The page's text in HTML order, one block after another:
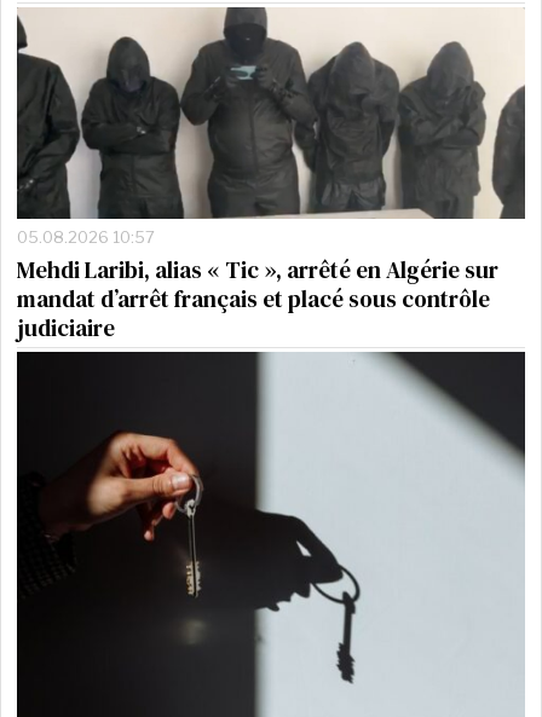
05.08.2026 10:57
Mehdi Laribi, alias « Tic », arrêté en Algérie sur
mandat d’arrêt français et placé sous contrôle
judiciaire